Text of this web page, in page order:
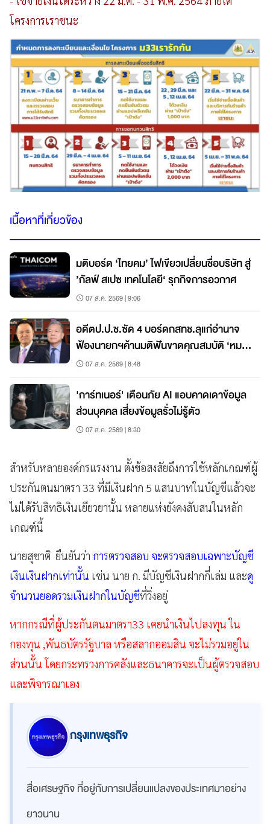
โครงการเราชนะ
เนื้อหาที่เกี่ยวข้อง
มติบอร์ด ‘ไทยคม’ ไฟเขียวเปลี่ยนชื่อบริษัท สู่
’กัลฟ์ สเปซ เทคโนโลยี‘ รุกกิจการอวกาศ
07 ส.ค. 2569 | 9:06
อดีตป.ป.ช.ซัด 4 บอร์ดกสทช.ลุแก่อำนาจ
ฟ้องนายกฯค้านมติฟันขาดคุณสมบัติ ‘หมอ
สรณ’
07 ส.ค. 2569 | 8:48
'การ์ทเนอร์' เตือนภัย AI แอบคาดเดาข้อมูล
ส่วนบุคคล เสี่ยงข้อมูลรั่วไม่รู้ตัว
07 ส.ค. 2569 | 8:30
สำหรับหลายองค์กรแรงงาน ตั้งข้อสงสัยถึงการใช้หลักเกณฑ์ผู้
ประกันตนมาตรา 33 ที่มีเงินฝาก 5 แสนบาทในบัญชีแล้วจะ
ไม่ได้รับสิทธิเงินเยียวยานั้น หลายแห่งยังคงสับสนในหลัก
เกณฑ์นี้
นายสุชาติ ยืนยันว่า การตรวจสอบ จะตรวจสอบเฉพาะบัญชี
เงินเงินฝากเท่านั้น เช่น นาย ก. มีบัญชีเงินฝากกี่เล่ม และดู
จำนวนยอดรวมเงินฝากในบัญชีที่วิ่งอยู่
หากกรณีที่ผู้ประกันตนมาตรา33 เคยนำเงินไปลงทุน ใน
กองทุน ,พันธบัตรรัฐบาล หรือสลากออมสิน จะไม่รวมอยู่ใน
ส่วนนั้น โดยกระทรวงการคลังและธนาคารจะเป็นผู้ตรวจสอบ
และพิจารณาเอง
กรุงเทพธุรกิจ
สื่อเศรษฐกิจ ที่อยู่กับการเปลี่ยนแปลงของประเทศมาอย่าง
ยาวนาน